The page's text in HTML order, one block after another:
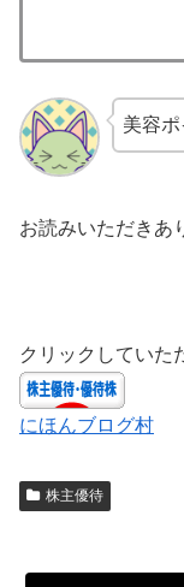
美容
お読みいただきあ
クリックしていた
にほんブログ村
株主優待